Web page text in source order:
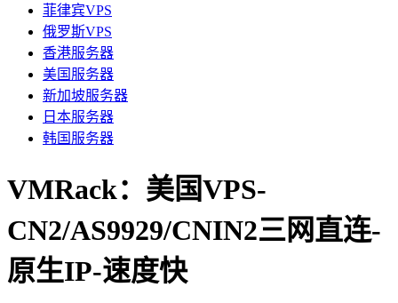
菲律宾VPS
俄罗斯VPS
香港服务器
美国服务器
新加坡服务器
日本服务器
韩国服务器
VMRack：美国VPS-
CN2/AS9929/CNIN2三网直连-
原生IP-速度快